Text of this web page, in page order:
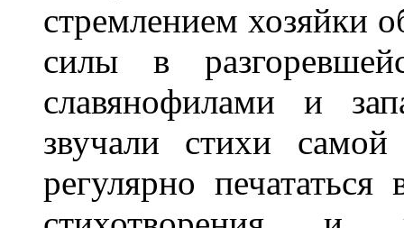
стремлением хозяйки
силы в
славянофилами и
звучали стихи
регулярно